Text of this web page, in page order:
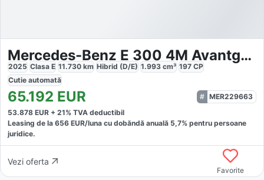
Mercedes-Benz E 300 4M Avantgarde Technik
2025 Clasa E 11.730 km Hibrid (D/E) 1.993 cm³ 197 CP
Cutie automată
65.192 EUR
MER229663
53.878 EUR + 21% TVA deductibil
Leasing de la 656 EUR/luna cu dobăndă anuală 5,7% pentru persoane
juridice.
Vezi oferta
Favorite